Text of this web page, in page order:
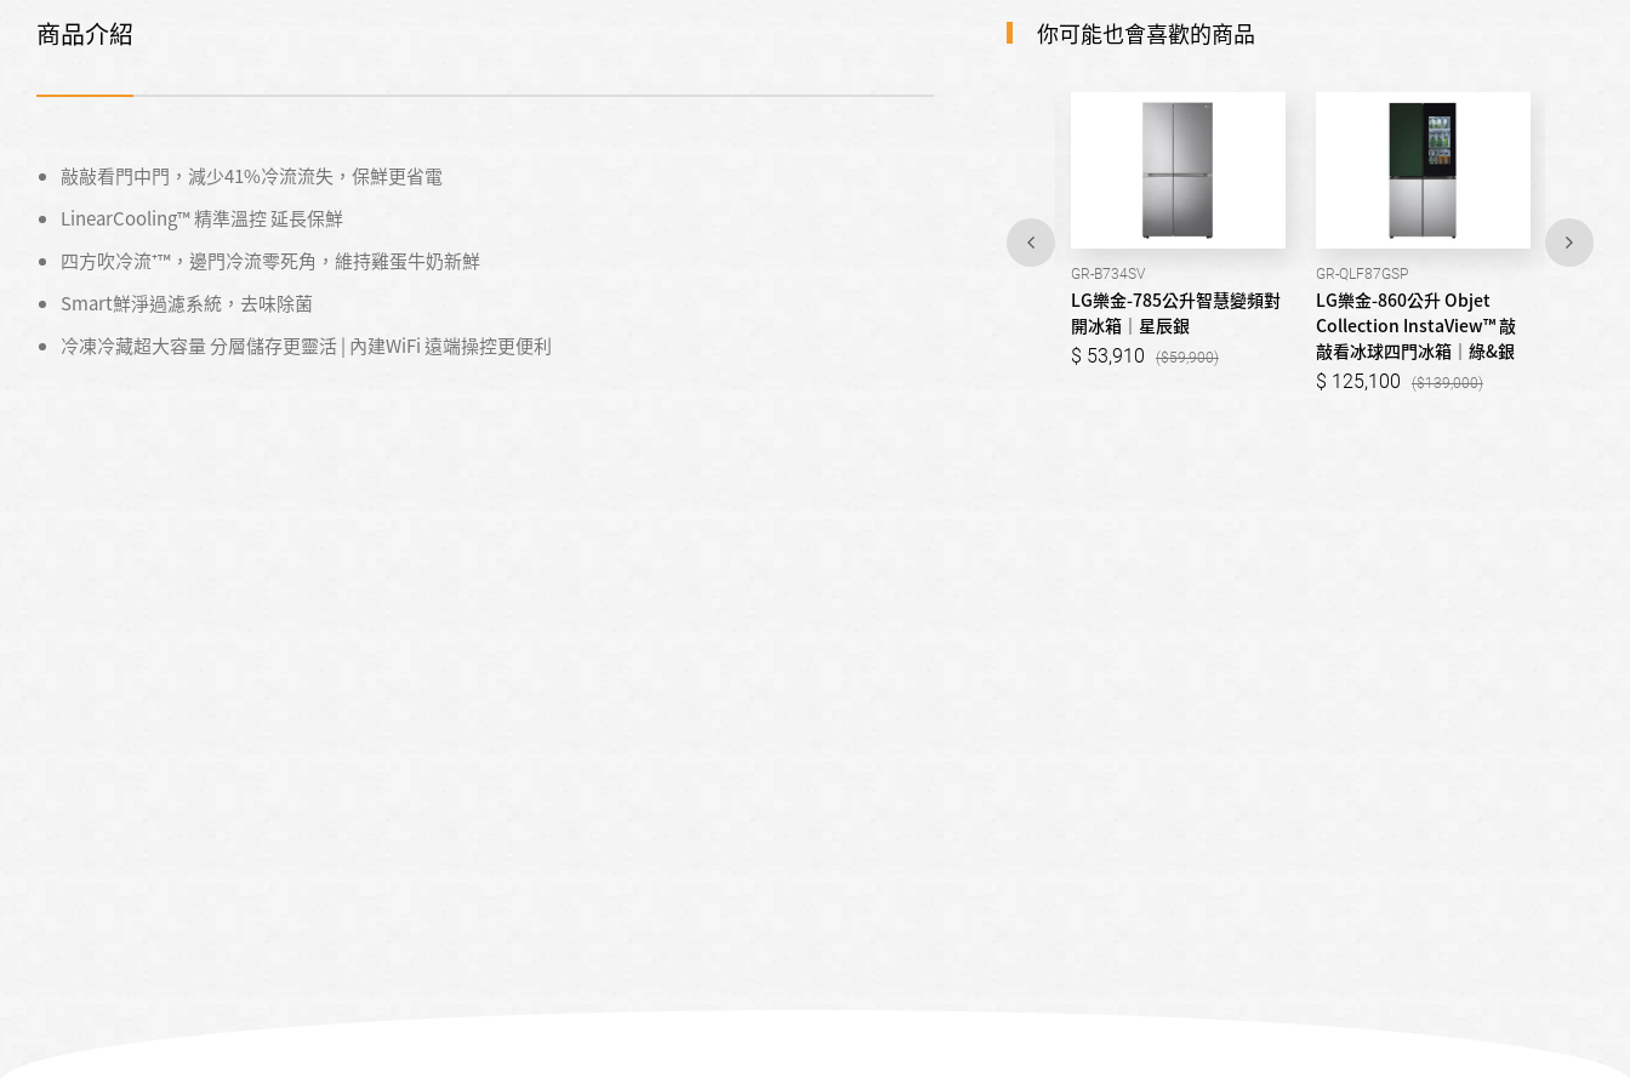
商品介紹
敲敲看門中門，減少41%冷流流失，保鮮更省電
LinearCooling™ 精準溫控 延長保鮮
四方吹冷流⁺™，邊門冷流零死角，維持雞蛋牛奶新鮮
Smart鮮淨過濾系統，去味除菌
冷凍冷藏超大容量 分層儲存更靈活 | 內建WiFi 遠端操控更便利
你可能也會喜歡的商品
GR-B734SV
LG樂金-785公升智慧變頻對
開冰箱｜星辰銀
53,910 59,900
GR-QLF87GSP
LG樂金-860公升 Objet
Collection InstaView™ 敲
敲看冰球四門冰箱｜綠&銀
125,100 139,000